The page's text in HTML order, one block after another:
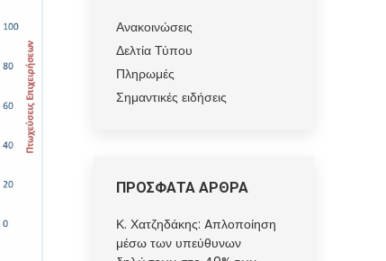
Ανακοινώσεις
Δελτία Τύπου
Πληρωμές
Σημαντικές ειδήσεις
ΠΡΟΣΦΑΤΑ ΑΡΘΡΑ
Κ. Χατζηδάκης: Aπλοποίηση
μέσω των υπεύθυνων